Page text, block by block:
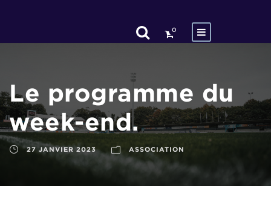
0
Le programme du
week-end.
27 JANVIER 2023 ASSOCIATION